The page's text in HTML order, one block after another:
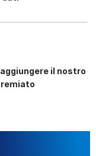
il nostro